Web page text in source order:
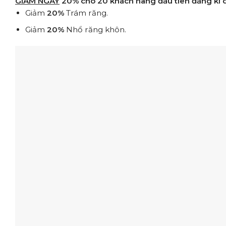
Giảm 20%Trám răng.
Giảm 20%Nhổ răng khôn.